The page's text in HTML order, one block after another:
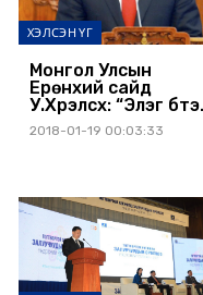
ХЭЛСЭН ҮГ
Монгол Улсын
Ерөнхий сайд
У.Хүрэлсүх: “Элэг
Монгол”
хөтөлбөрийн
2018-01-19 00:03:33